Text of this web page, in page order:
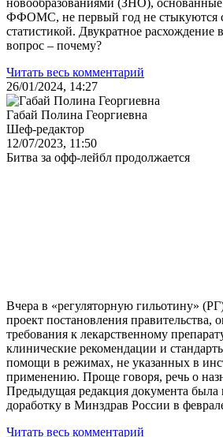
новообразованиями (ЗНО),
ФФОМС, не первый год не стыкуются
статистикой. Двукратное расхождение
вопрос – почему?
Читать весь комментарий
26/01/2024, 14:27
Габай Полина Георгиевна
Шеф-редактор
12/07/2023, 11:50
Битва за офф-лейбл продолжается
Вчера в «регуляторную гильотину»
проект постановления правительства,
требования к лекарственному
клинические рекомендации и
помощи в режимах, не указанных в
применению. Проще говоря, речь о
Предыдущая редакция документа была
доработку в Минздрав России в
Читать весь комментарий